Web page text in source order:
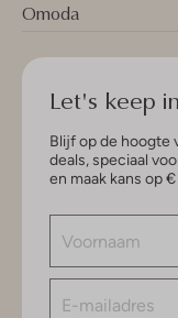
Omoda
Let's keep
Blijf op de hoogte
deals, speciaal
en maak kans op